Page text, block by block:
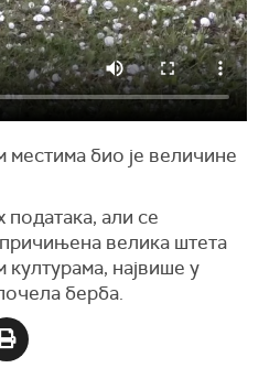
местима био је величине
али се
велика штета
највише у
берба.